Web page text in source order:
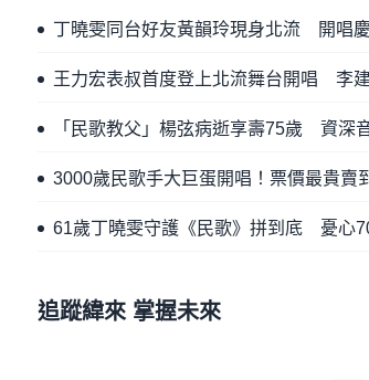
丁曉雯同台好友黃韻玲現身北流 開唱
王力宏表叔首度登上北流舞台開唱 李
「民歌教父」楊弦病逝享壽75歲 資深
3000歲民歌手大巨蛋開唱！票價最貴
61歲丁曉雯守護《民歌》拼到底 憂心
追蹤緯來 掌握未來